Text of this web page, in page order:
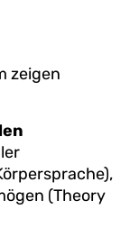
zeigen
(Theory